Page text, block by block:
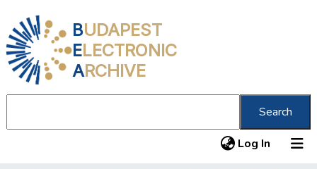
BUDAPEST
ELECTRONIC
ARCHIVE
Search
Log In (current)